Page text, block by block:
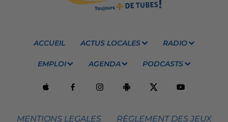
ACCUEIL ACTUS LOCALES RADIO
EMPLOI AGENDA PODCASTS
MENTIONS LEGALES RÈGLEMENT DES JEUX